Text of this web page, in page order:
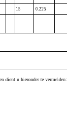
15 0.225
dient u hieronder te vermelden: